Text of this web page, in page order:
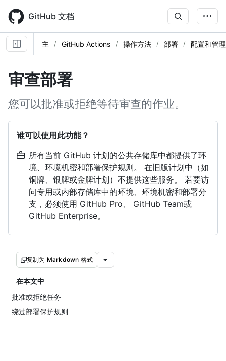
main
content
GitHub 文档
主 GitHub Actions 操作方法 部署 配置和管
审查部署
您可以批准或拒绝等待审查的作业。
谁可以使用此功能？
所有当前 GitHub 计划的公共存储库中都提供了环
境、环境机密和部署保护规则。 在旧版计划中（如
铜牌、银牌或金牌计划）不提供这些服务。 若要访
问专用或内部存储库中的环境、环境机密和部署分
支，必须使用 GitHub Pro、 GitHub Team或
GitHub Enterprise。
复制为 Markdown 格式
在本文中
批准或拒绝任务
绕过部署保护规则